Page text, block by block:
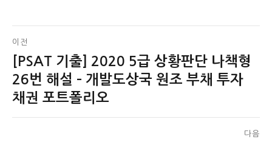
글
탐
색
이전
이
전
글:
[PSAT 기출] 2020 5급 상황판단 나책형
26번 해설 – 개발도상국 원조 부채 투자
채권 포트폴리오
다음